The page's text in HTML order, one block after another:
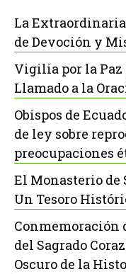
La
de Devoción y
Vigilia por la Paz
Llamado a la
Obispos de
de ley sobre
preocupaciones
El Monasterio de
Un Tesoro
Conmemoración
del Sagrado
Oscuro de la